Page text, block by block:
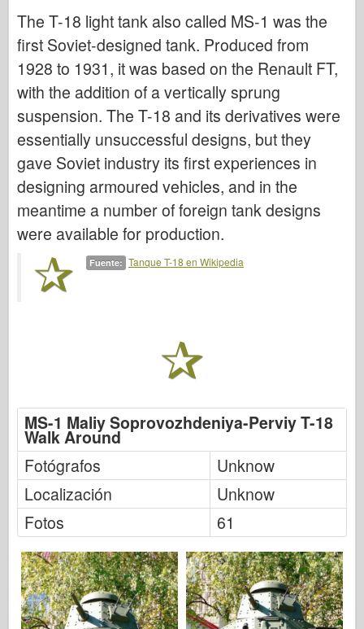
Modelo AZ
Perro negro
Afición cibernética
Dnepromodel
Dragón
Eduard
Modelo E.T.
Moldes finos
HobbyBoss
Modelos IBG
Icm
Italeri
Modelo Meng
Tamiya
The T-18 light tank also called MS-1 was the
first Soviet-designed tank. Produced from
1928 to 1931, it was based on the Renault FT,
with the addition of a vertically sprung
suspension. The T-18 and its derivatives were
essentially unsuccessful designs, but they
gave Soviet industry its first experiences in
designing armoured vehicles, and in the
meantime a number of foreign tank designs
were available for production.
Fuente: Tanque T-18 en Wikipedia
MS-1 Maliy Soprovozhdeniya-Perviy T-18
Walk Around
Fotógrafos
Unknow
Localización
Unknow
Fotos
61